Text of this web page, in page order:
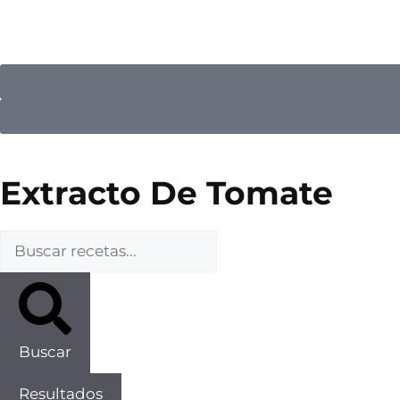
Extracto De Tomate
Buscar
Resultados